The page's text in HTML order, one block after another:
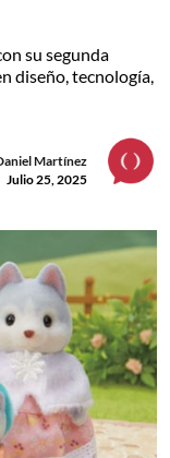
su segunda
diseño, tecnología,
Martínez
Julio 25, 2025